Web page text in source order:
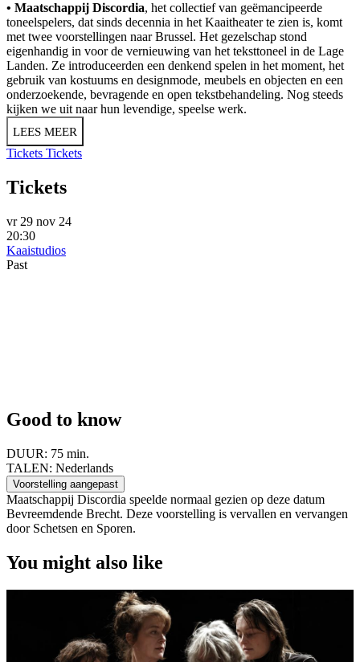
• Maatschappij Discordia, het collectief van geëmancipeerde
toneelspelers, dat sinds decennia in het Kaaitheater te zien is, komt
met twee voorstellingen naar Brussel. Het gezelschap stond
eigenhandig in voor de vernieuwing van het teksttoneel in de Lage
Landen. Ze introduceerden een denkend spelen in het moment, het
gebruik van kostuums en designmode, meubels en objecten en een
onderzoekende, bevragende en open tekstbehandeling. Nog steeds
kijken we uit naar hun levendige, speelse werk.
LEES MEER
Tickets Tickets
Tickets
vr 29 nov 24
20:30
Kaaistudios
Past
Good to know
DUUR: 75 min.
TALEN: Nederlands
Voorstelling aangepast
Maatschappij Discordia speelde normaal gezien op deze datum
Bevreemdende Brecht. Deze voorstelling is vervallen en vervangen
door Schetsen en Sporen.
You might also like